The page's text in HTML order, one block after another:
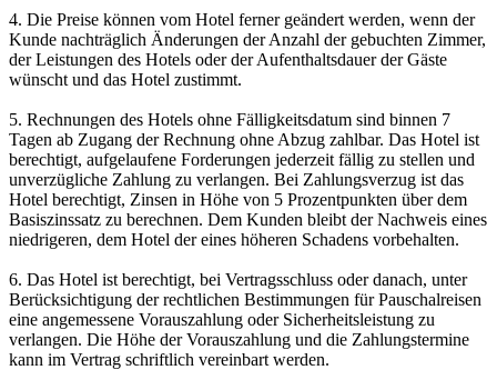
4. Die Preise können vom Hotel ferner geändert werden, wenn der
Kunde nachträglich Änderungen der Anzahl der gebuchten Zimmer,
der Leistungen des Hotels oder der Aufenthaltsdauer der Gäste
wünscht und das Hotel zustimmt.
5. Rechnungen des Hotels ohne Fälligkeitsdatum sind binnen 7
Tagen ab Zugang der Rechnung ohne Abzug zahlbar. Das Hotel ist
berechtigt, aufgelaufene Forderungen jederzeit fällig zu stellen und
unverzügliche Zahlung zu verlangen. Bei Zahlungsverzug ist das
Hotel berechtigt, Zinsen in Höhe von 5 Prozentpunkten über dem
Basiszinssatz zu berechnen. Dem Kunden bleibt der Nachweis eines
niedrigeren, dem Hotel der eines höheren Schadens vorbehalten.
6. Das Hotel ist berechtigt, bei Vertragsschluss oder danach, unter
Berücksichtigung der rechtlichen Bestimmungen für Pauschalreisen
eine angemessene Vorauszahlung oder Sicherheitsleistung zu
verlangen. Die Höhe der Vorauszahlung und die Zahlungstermine
kann im Vertrag schriftlich vereinbart werden.